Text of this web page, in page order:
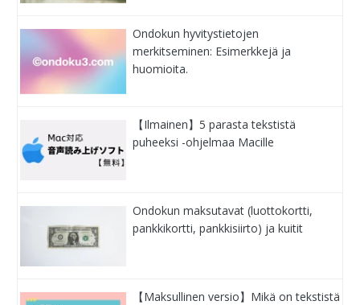
Ondokun hyvitystietojen
merkitseminen: Esimerkkejä ja
huomioita.
【Ilmainen】5 parasta tekstistä
puheeksi -ohjelmaa Macille
Ondokun maksutavat (luottokortti,
pankkikortti, pankkisiirto) ja kuitit
【Maksullinen versio】Mikä on tekstistä